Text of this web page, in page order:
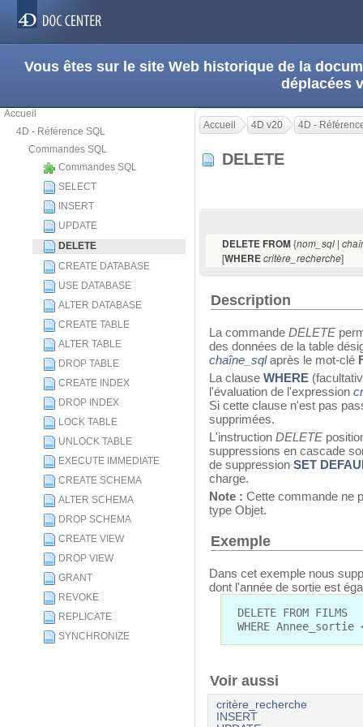
Vous êtes sur le site Web historique de la
déplacées
Accueil
4D - Référence SQL
Commandes SQL
Commandes SQL
SELECT
INSERT
UPDATE
DELETE
CREATE DATABASE
USE DATABASE
ALTER DATABASE
CREATE TABLE
ALTER TABLE
DROP TABLE
CREATE INDEX
DROP INDEX
LOCK TABLE
UNLOCK TABLE
EXECUTE IMMEDIATE
CREATE SCHEMA
ALTER SCHEMA
DROP SCHEMA
CREATE VIEW
DROP VIEW
GRANT
REVOKE
REPLICATE
SYNCHRONIZE
Accueil 4D v20 4D -
DELETE
DELETE FROM{nom_sql |
[WHEREcritère_recherche]
Description
La commande DELETE
des données de la table
chaîne_sqlaprès le mot-clé
La clause WHERE
l'évaluation de l'expression
Si cette clause n'est pas
supprimées.
L'instruction DELETE
suppressions en cascade
de suppression SET
charge.
Note : Cette commande ne
type Objet.
Exemple
Dans cet exemple nous
dont l'année de sortie est
DELETE FROM FILMS
WHERE
Voir aussi
critère_recherche
INSERT